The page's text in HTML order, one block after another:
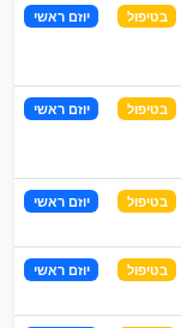
בטיפול יוזם ראשי
בטיפול יוזם ראשי
בטיפול יוזם ראשי
בטיפול יוזם ראשי